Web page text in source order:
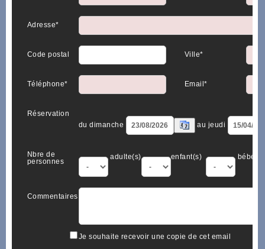
Adresse*
Code postal Ville*
Téléphone* Email*
Réservation
du dimanche
au jeudi
Nbre de
personnes
adulte(s) enfant(s) bébé(s)
Commentaires
Je souhaite recevoir une copie de cet email